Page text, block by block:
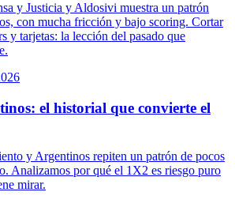
y Justicia y Aldosivi muestra un patrón
con mucha fricción y bajo scoring. Cortar
y tarjetas: la lección del pasado que
el historial que convierte el
y Argentinos repiten un patrón de pocos
Analizamos por qué el 1X2 es riesgo puro
mirar.